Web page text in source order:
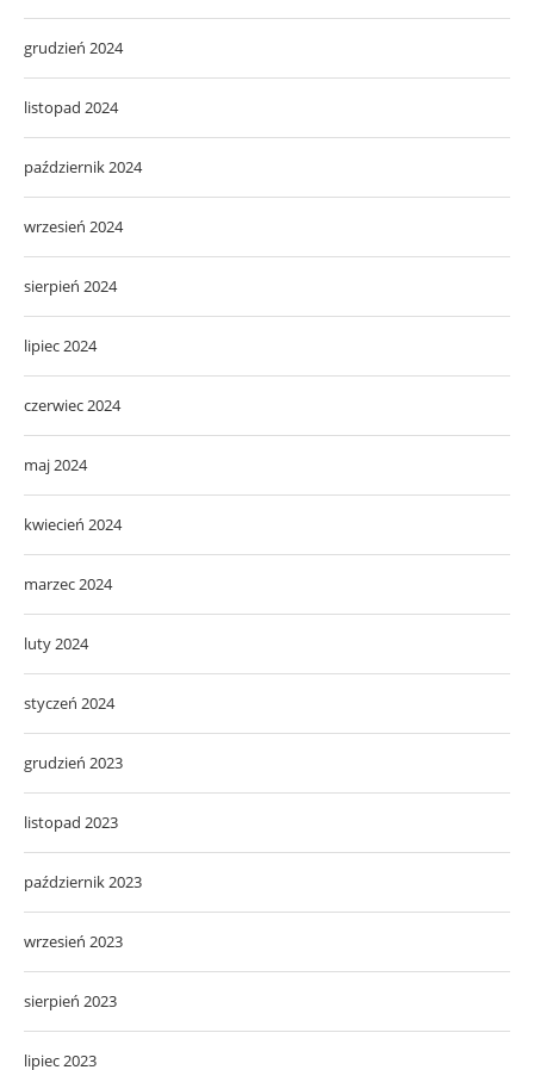
grudzień 2024
listopad 2024
październik 2024
wrzesień 2024
sierpień 2024
lipiec 2024
czerwiec 2024
maj 2024
kwiecień 2024
marzec 2024
luty 2024
styczeń 2024
grudzień 2023
listopad 2023
październik 2023
wrzesień 2023
sierpień 2023
lipiec 2023